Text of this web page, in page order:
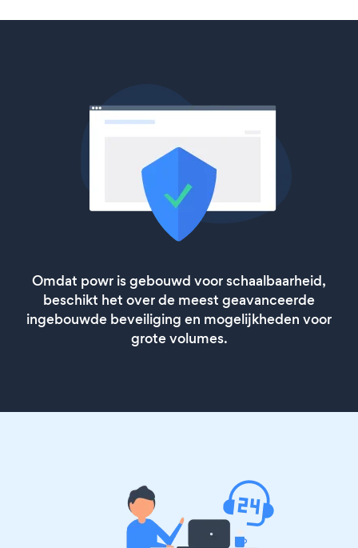
Omdat powr is gebouwd voor schaalbaarheid,
beschikt het over de meest geavanceerde
ingebouwde beveiliging en mogelijkheden voor
grote volumes.